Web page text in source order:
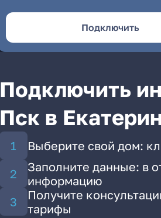
Подключить
Подключить
Пск в
Выберите свой дом:
Заполните данные: в
информацию
Получите
тарифы